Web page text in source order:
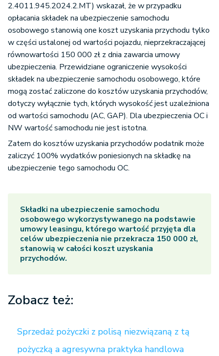
2.4011.945.2024.2.MT) wskazał, że w przypadku
opłacania składek na ubezpieczenie samochodu
osobowego stanowią one koszt uzyskania przychodu tylko
w części ustalonej od wartości pojazdu, nieprzekraczającej
równowartości 150 000 zł z dnia zawarcia umowy
ubezpieczenia. Przewidziane ograniczenie wysokości
składek na ubezpieczenie samochodu osobowego, które
mogą zostać zaliczone do kosztów uzyskania przychodów,
dotyczy wyłącznie tych, których wysokość jest uzależniona
od wartości samochodu (AC, GAP). Dla ubezpieczenia OC i
NW wartość samochodu nie jest istotna.
Zatem do kosztów uzyskania przychodów podatnik może
zaliczyć 100% wydatków poniesionych na składkę na
ubezpieczenie tego samochodu OC.
Składki na ubezpieczenie samochodu
osobowego wykorzystywanego na podstawie
umowy leasingu, którego wartość przyjęta dla
celów ubezpieczenia nie przekracza 150 000 zł,
stanowią w całości koszt uzyskania
przychodów.
Zobacz też:
Sprzedaż pożyczki z polisą niezwiązaną z tą
pożyczką a agresywna praktyka handlowa